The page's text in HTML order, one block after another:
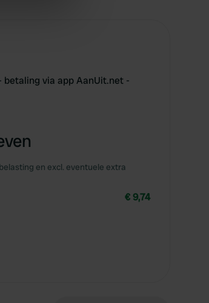
betaling via app AanUit.net -
en excl. eventuele extra
€ 9,74